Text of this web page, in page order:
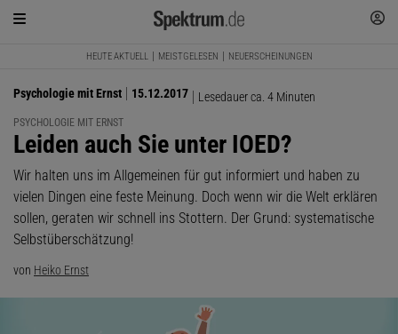
HEUTE AKTUELL MEISTGELESEN NEUERSCHEINUNGEN
Psychologie mit Ernst 15.12.2017 Lesedauer ca. 4 Minuten
PSYCHOLOGIE MIT ERNST
:
Leiden auch Sie unter IOED?
Wir halten uns im Allgemeinen für gut informiert und haben zu
vielen Dingen eine feste Meinung. Doch wenn wir die Welt erklären
sollen, geraten wir schnell ins Stottern. Der Grund: systematische
Selbstüberschätzung!
von Heiko Ernst